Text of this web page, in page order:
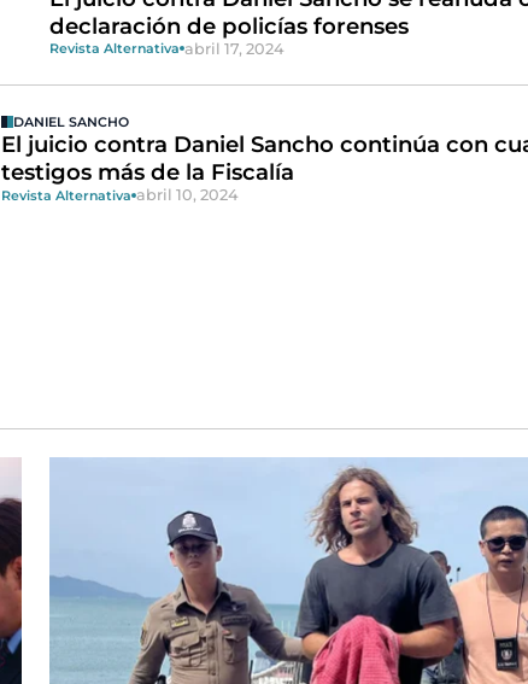
declaración de policías forenses
Revista Alternativa abril 17, 2024
DANIEL SANCHO
El juicio contra Daniel Sancho continúa con
testigos más de la Fiscalía
Revista Alternativa abril 10, 2024